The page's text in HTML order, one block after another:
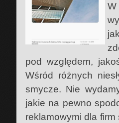
pod względem,
Wśród różnych
smycze. Nie
jakie na pewno
reklamowymi dla